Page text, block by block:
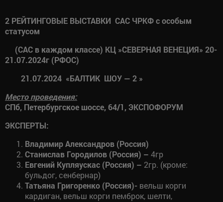
2 РЕЙТИНГОВЫЕ ВЫСТАВКИ САС ЧРКФ с особым
статусом
(САС в каждом классе) КЦ »СЕВЕРНАЯ ВЕНЕЦИЯ» 20-
21.07.2024г (РФОС)
21.07.2024 «БАЛТИК ШОУ — 2 »
Место проведения:
СПб, Петербургское шоссе, 64/1, ЭКСПОФОРУМ
ЭКСПЕРТЫ:
Владимир Александров (Россия)
Станислав Городилов (Россия) – 4гр
Евгений Купляускас (Россия) – 2гр. (кроме:
бульдог, сенбернар)
Татьяна Григоренко (Россия)- вельш корги
кардиган, вельш корги пемброк, шелти,